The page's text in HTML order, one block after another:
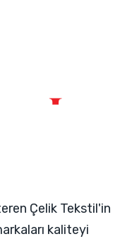
Çelik Tekstil'in
kaliteyi